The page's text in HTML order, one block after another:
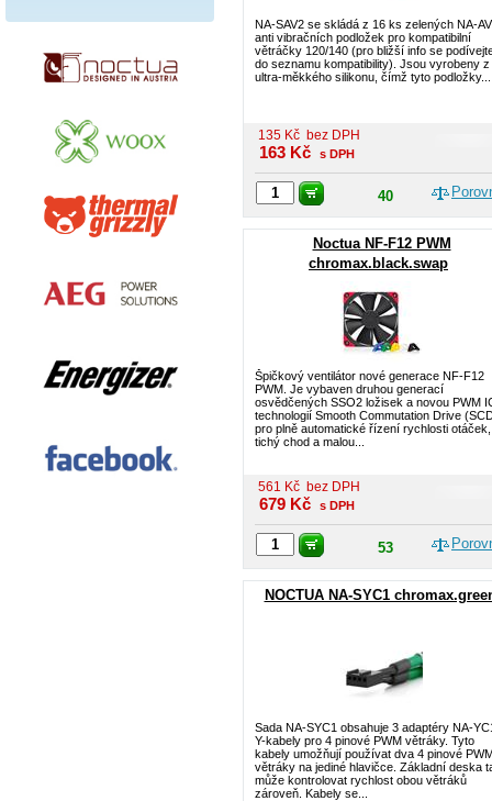
NA-SAV2 se skládá z 16 ks zelených NA-
anti vibračních podložek pro kompatibilní
větráčky 120/140 (pro bližší info se
do seznamu kompatibility). Jsou vyrobeny z
ultra-měkkého silikonu, čímž tyto podložky...
135 Kč bez DPH
163 Kč s DPH
40
Noctua NF-F12 PWM
chromax.black.swap
Špičkový ventilátor nové generace NF-F12
PWM. Je vybaven druhou generací
osvědčených SSO2 ložisek a novou PWM
technologií Smooth Commutation Drive
pro plně automatické řízení rychlosti otáček,
tichý chod a malou...
561 Kč bez DPH
679 Kč s DPH
53
NOCTUA NA-SYC1
Sada NA-SYC1 obsahuje 3 adaptéry NA-
Y-kabely pro 4 pinové PWM větráky. Tyto
kabely umožňují používat dva 4 pinové
větráky na jediné hlavičce. Základní deska
může kontrolovat rychlost obou větráků
zároveň. Kabely se...